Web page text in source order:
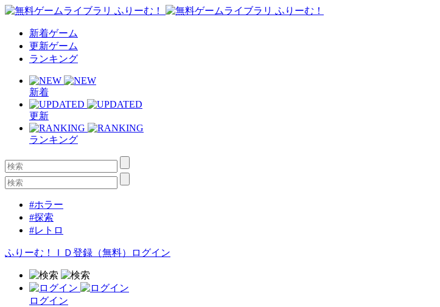
新着ゲーム
更新ゲーム
ランキング
新着
更新
ランキング
#ホラー
#探索
#レトロ
ふりーむ！ＩＤ登録（無料） ログイン
ログイン